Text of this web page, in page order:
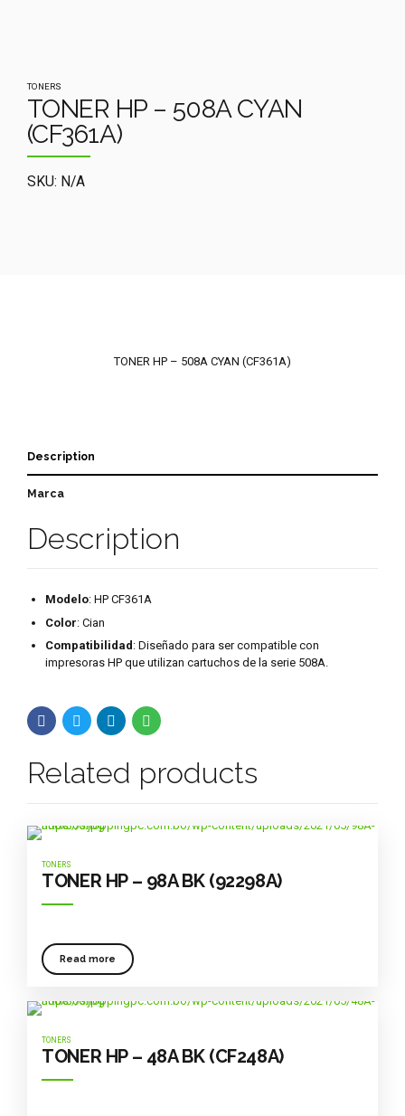
TONERS
TONER HP – 508A CYAN
(CF361A)
SKU: N/A
TONER HP – 508A CYAN (CF361A)
Description
Marca
Description
Modelo: HP CF361A
Color: Cian
Compatibilidad : Diseñado para ser compatible con
impresoras HP que utilizan cartuchos de la serie 508A.
Related products
TONERS
TONER HP – 98A BK (92298A)
Read more
TONERS
TONER HP – 48A BK (CF248A)